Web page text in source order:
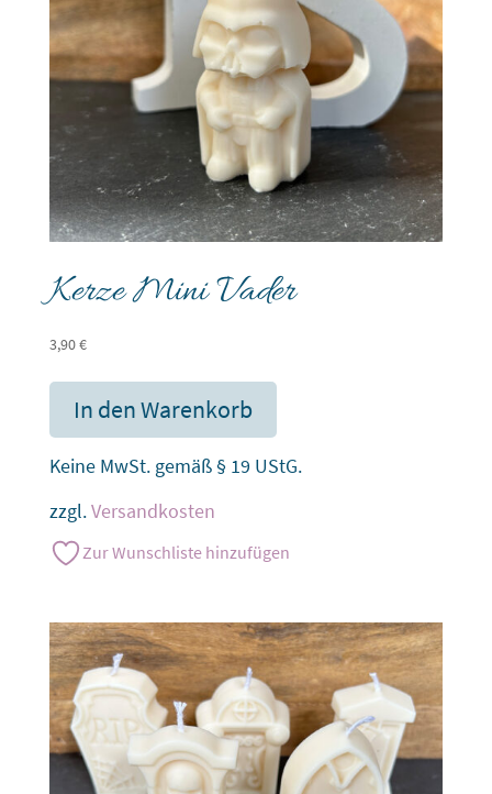
Kerze Mini Vader
3,90€
In den Warenkorb
Keine MwSt. gemäß § 19 UStG.
zzgl.Versandkosten
Zur Wunschliste hinzufügen